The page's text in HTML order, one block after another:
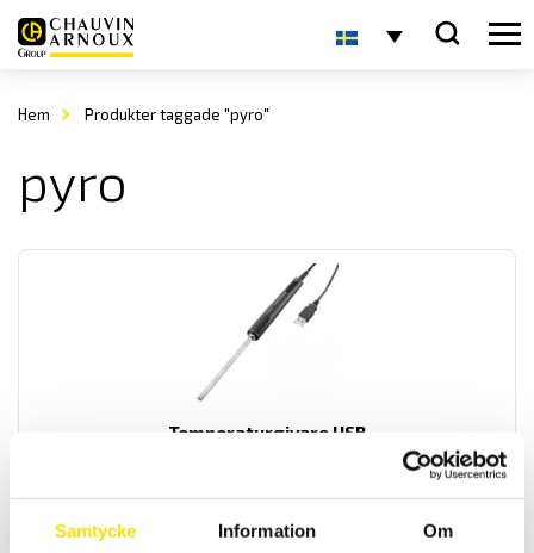
Samtycke Information Om
Hem Produkter taggade "pyro"
pyro
Temperaturgivare USB
Handhållen temperaturprob med USB interface för enkla mätningar